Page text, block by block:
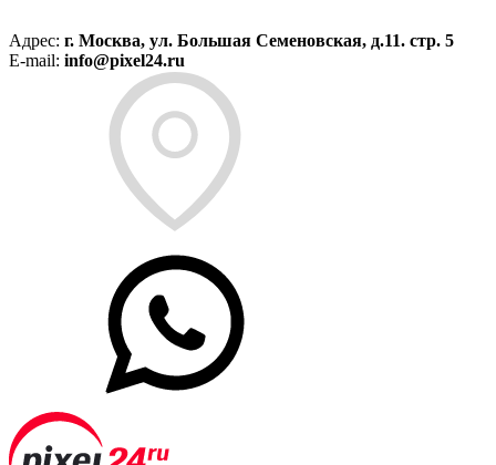
Адрес: г. Москва, ул. Большая Семеновская, д.11. стр. 5
E-mail: info@pixel24.ru